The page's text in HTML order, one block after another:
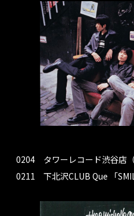
0204 タワーレコード渋谷店（
0211 下北沢CLUB Que 「